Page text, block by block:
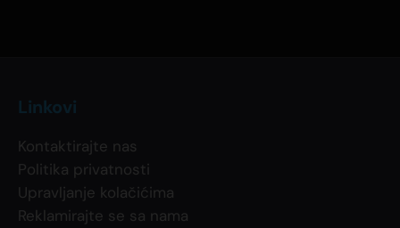
Linkovi
Kontaktirajte nas
Politika privatnosti
Upravljanje kolačićima
Reklamirajte se sa nama